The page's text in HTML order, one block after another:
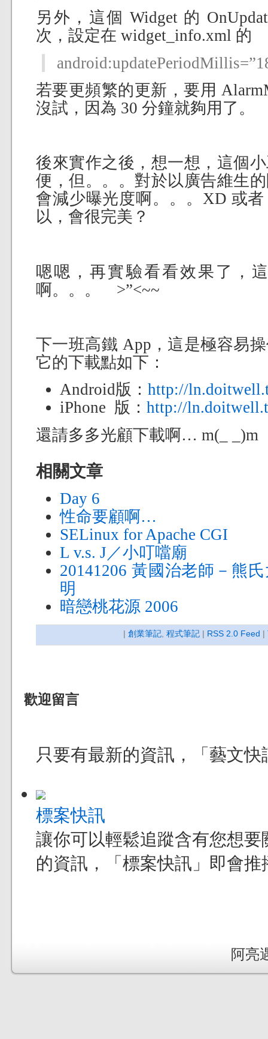
另外，這個 Widget 的
次，設定在 widget_info.xml 的
若要更頻繁的更新，要用
沒試，因為 30 分鐘就夠用了。
後來實作之後，想一想，這個
便，但。。。對於以廣告維生
會減少曝光度啊。。。XD 或
以，會很完美？
嗯嗯，再實驗看看效果了
啊。。。 >”<~~
下一班高鐵 App，這是極容易
它的下載點如下：
Android版： http://
iPhone 版： http://
還請多多光顧下載啊… m(_ _)m
相關文章
Day 6
性命要顧啊…
SELinux for Apache CGI
L v.s. J／小叮噹廟
20141206 黃國治老師－熊
明
暗戀桃花源 2006
| 創業筆記 程式筆記 | RSS 2.0 Feed |
歡迎留言
只要有最新的資訊，「藝文
標案快訊
讓你可以輕鬆追蹤含有您想
的資訊，「標案快訊」即會推
阿亮